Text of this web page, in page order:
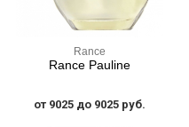
Rance
Rance Pauline
от 9025 до 9025 руб.